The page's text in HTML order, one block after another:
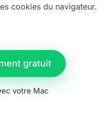
cookies du navigateur.
gratuit
votre Mac